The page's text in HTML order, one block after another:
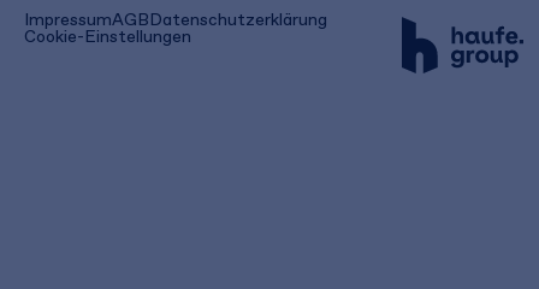
ImpressumAGB(öffnet
in
einem
Datenschutzerklärung
Cookie-Einstellungen